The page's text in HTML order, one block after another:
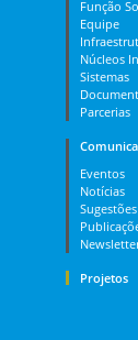
Função
Equipe
Núcleos
Sistemas
Parcerias
Eventos
Notícias
Projetos